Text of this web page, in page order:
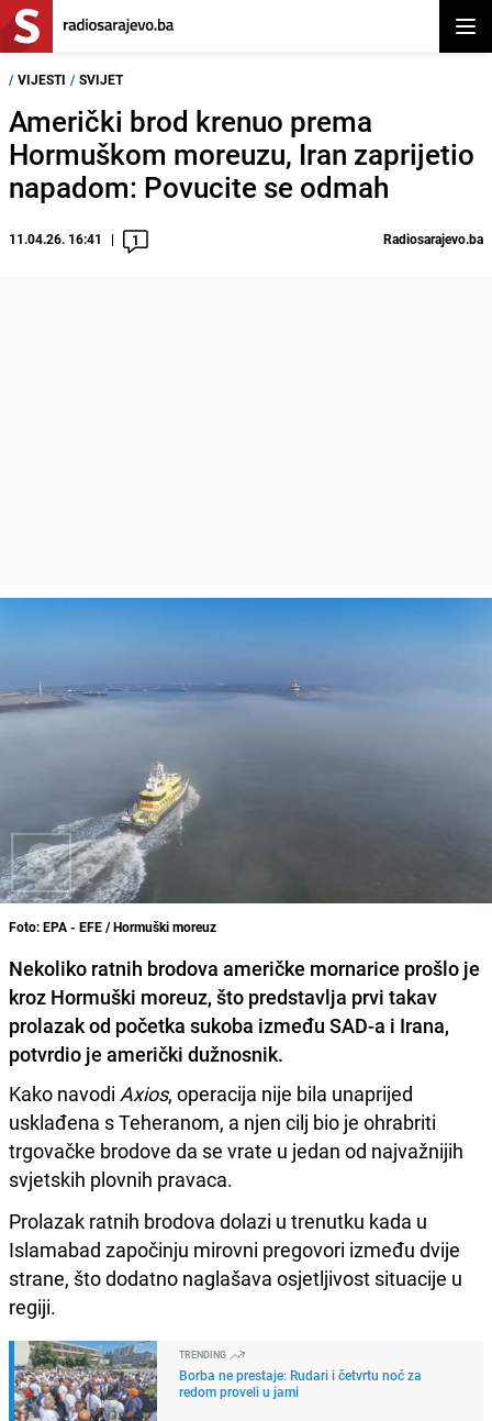
/ VIJESTI / SVIJET
Američki brod krenuo prema
Hormuškom moreuzu, Iran zaprijetio
napadom: Povucite se odmah
11.04.26. 16:41 1 Radiosarajevo.ba
Foto: EPA - EFE / Hormuški moreuz
Nekoliko ratnih brodova američke mornarice prošlo je
kroz Hormuški moreuz, što predstavlja prvi takav
prolazak od početka sukoba između SAD-a i Irana,
potvrdio je američki dužnosnik.
Kako navodi Axios, operacija nije bila unaprijed
usklađena s Teheranom, a njen cilj bio je ohrabriti
trgovačke brodove da se vrate u jedan od najvažnijih
svjetskih plovnih pravaca.
Prolazak ratnih brodova dolazi u trenutku kada u
Islamabad započinju mirovni pregovori između dvije
strane, što dodatno naglašava osjetljivost situacije u
regiji.
TRENDING
Borba ne prestaje: Rudari i četvrtu noć za
redom proveli u jami